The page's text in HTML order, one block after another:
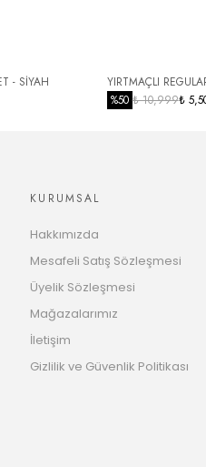
10 Taksit
- SİYAH
YIRTMAÇLI
%50 ₺ 10,999₺
KURUMSAL
Hakkımızda
Mesafeli Satış Sözleşmesi
Üyelik Sözleşmesi
Mağazalarımız
İletişim
Gizlilik ve Güvenlik Politikası